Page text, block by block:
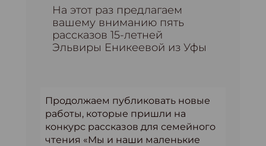
На этот раз предлагаем
вашему вниманию пять
рассказов 15-летней
Эльвиры Еникеевой из Уфы
Продолжаем публиковать новые
работы, которые пришли на
конкурс рассказов для семейного
чтения «Мы и наши маленькие